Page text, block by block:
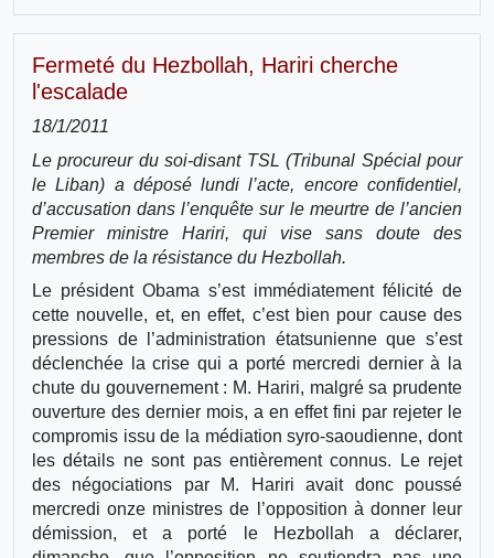
Fermeté du Hezbollah, Hariri cherche
l'escalade
18/1/2011
Le procureur du soi-disant TSL (Tribunal Spécial pour
le Liban) a déposé lundi l’acte, encore confidentiel,
d’accusation dans l’enquête sur le meurtre de l’ancien
Premier ministre Hariri, qui vise sans doute des
membres de la résistance du Hezbollah.
Le président Obama s’est immédiatement félicité de
cette nouvelle, et, en effet, c’est bien pour cause des
pressions de l’administration étatsunienne que s’est
déclenchée la crise qui a porté mercredi dernier à la
chute du gouvernement : M. Hariri, malgré sa prudente
ouverture des dernier mois, a en effet fini par rejeter le
compromis issu de la médiation syro-saoudienne, dont
les détails ne sont pas entièrement connus. Le rejet
des négociations par M. Hariri avait donc poussé
mercredi onze ministres de l’opposition à donner leur
démission, et a porté le Hezbollah a déclarer,